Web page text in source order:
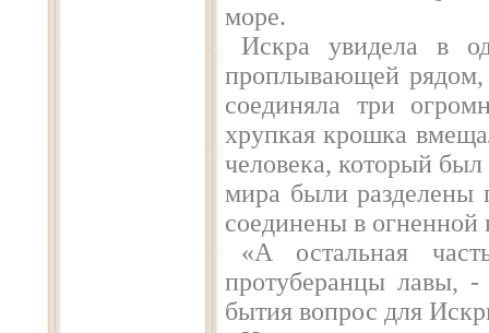
море.
Искра увидела в
проплывающей
соединяла три
хрупкая крошка
человека, который
мира были разделены
соединены в
«А остальная
протуберанцы лавы,
бытия вопрос для